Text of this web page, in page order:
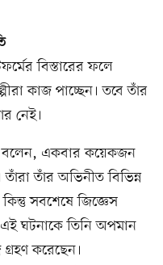
বিস্তারের ফলে
কাজ পাচ্ছেন। তবে তাঁর
নেই।
বলেন, একবার কয়েকজন
তাঁর অভিনীত বিভিন্ন
সবশেষে জিজ্ঞেস
ঘটনাকে তিনি অপমান
করেছেন।